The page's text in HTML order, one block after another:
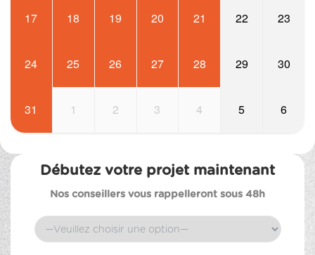
Débutez votre projet maintenant
Nos conseillers vous rappelleront sous 48h
17 18 19 20 21 22 23
24 25 26 27 28 29 30
31 1 2 3 4 5 6